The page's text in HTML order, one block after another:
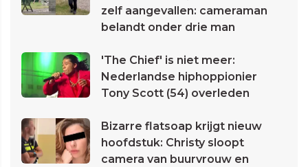
zelf aangevallen: cameraman
belandt onder drie man
'The Chief' is niet meer:
Nederlandse hiphoppionier
Tony Scott (54) overleden
Bizarre flatsoap krijgt nieuw
hoofdstuk: Christy sloopt
camera van buurvrouw en